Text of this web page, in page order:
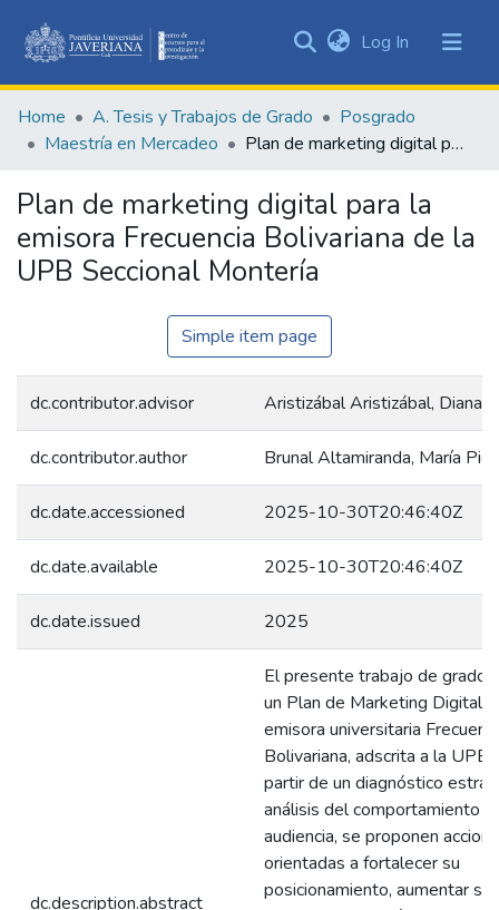
&
Collections
Statistics
Log In (current)
Home A. Tesis y Trabajos de Grado
Posgrado
Maestría en Mercadeo
Plan de marketing digital para la emisora Frecuencia Bolivariana de la UPB Seccional Montería
Plan de marketing digital para la
emisora Frecuencia Bolivariana de la
UPB Seccional Montería
Simple item page
dc.contributor.advisor Aristizábal Aristizábal, Diana
dc.contributor.author Brunal Altamiranda, María
dc.date.accessioned 2025-10-30T20:46:40Z
dc.date.available 2025-10-30T20:46:40Z
dc.date.issued 2025
dc.description.abstract
El presente trabajo de grado,
un Plan de Marketing Digital
emisora universitaria
Bolivariana, adscrita a la UPB
partir de un diagnóstico
análisis del comportamiento
audiencia, se proponen
orientadas a fortalecer su
posicionamiento, aumentar su